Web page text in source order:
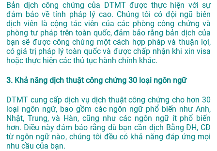
Bản dịch công chứng của DTMT được thực hiện với sự
đảm bảo về tính pháp lý cao. Chúng tôi có đội ngũ biên
dịch viên là cộng tác viên của các phòng công chứng và
phòng tư pháp trên toàn quốc, đảm bảo rằng bản dịch của
bạn sẽ được công chứng một cách hợp pháp và thuận lợi,
có giá trị pháp lý toàn quốc và được chấp nhận khi xin visa
hoặc thực hiện các thủ tục hành chính khác.
3. Khả năng dịch thuật công chứng 30 loại ngôn ngữ
DTMT cung cấp dịch vụ dịch thuật công chứng cho hơn 30
loại ngôn ngữ, bao gồm các ngôn ngữ phổ biến như Anh,
Nhật, Trung, và Hàn, cũng như các ngôn ngữ ít phổ biến
hơn. Điều này đảm bảo rằng dù bạn cần dịch Bằng ĐH, CĐ
từ ngôn ngữ nào, chúng tôi đều có khả năng đáp ứng mọi
nhu cầu của bạn.